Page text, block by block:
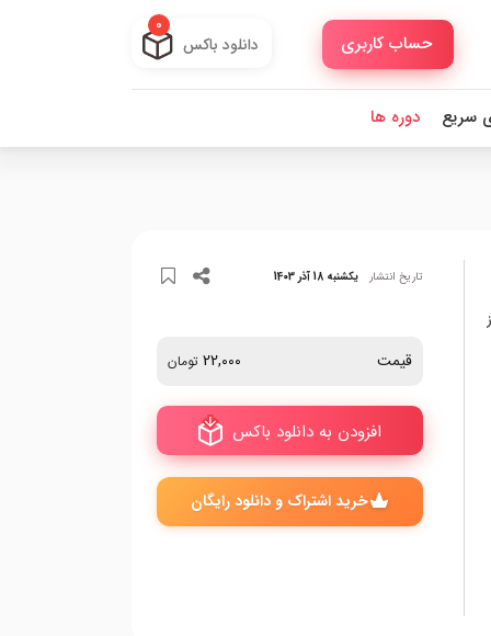
حساب کاربری دانلود باکس
0
سریع دوره ها
تاریخ انتشار یکشنبه 18 آذر 1403
قیمت 22,000 تومان
افزودن به دانلود باکس
خرید اشتراک و دانلود رایگان